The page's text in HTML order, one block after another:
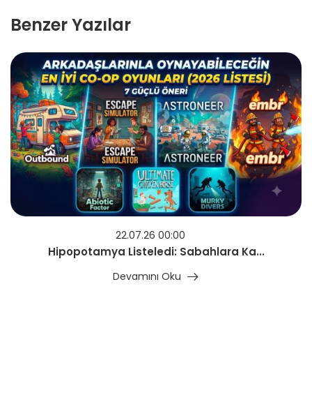
Benzer Yazılar
22.07.26 00:00
Hipopotamya Listeledi: Sabahlara Ka...
Devamını Oku